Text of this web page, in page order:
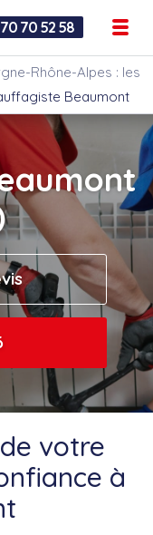
70 52 58
Rhône-Alpes : les
Beaumont
votre
à